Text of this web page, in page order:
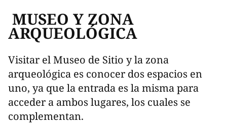
MUSEO Y ZONA
ARQUEOLÓGICA
Visitar el Museo de Sitio y la zona
arqueológica es conocer dos espacios en
uno, ya que la entrada es la misma para
acceder a ambos lugares, los cuales se
complementan.